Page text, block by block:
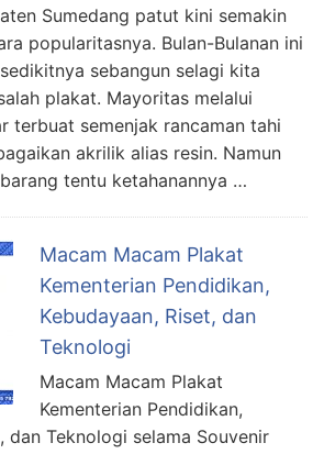
Sumedang patut kini semakin
popularitasnya. Bulan-Bulanan ini
sebangun selagi kita
plakat. Mayoritas melalui
terbuat semenjak rancaman tahi
akrilik alias resin. Namun
tentu ketahanannya …
Macam Macam Plakat
Kementerian Pendidikan,
Kebudayaan, Riset, dan
Teknologi
Macam Macam Plakat
Kementerian Pendidikan,
dan Teknologi selama Souvenir